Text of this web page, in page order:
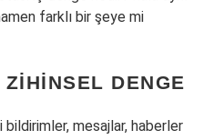
farklı bir şeye mi
DENGE
bildirimler, mesajlar, haberler